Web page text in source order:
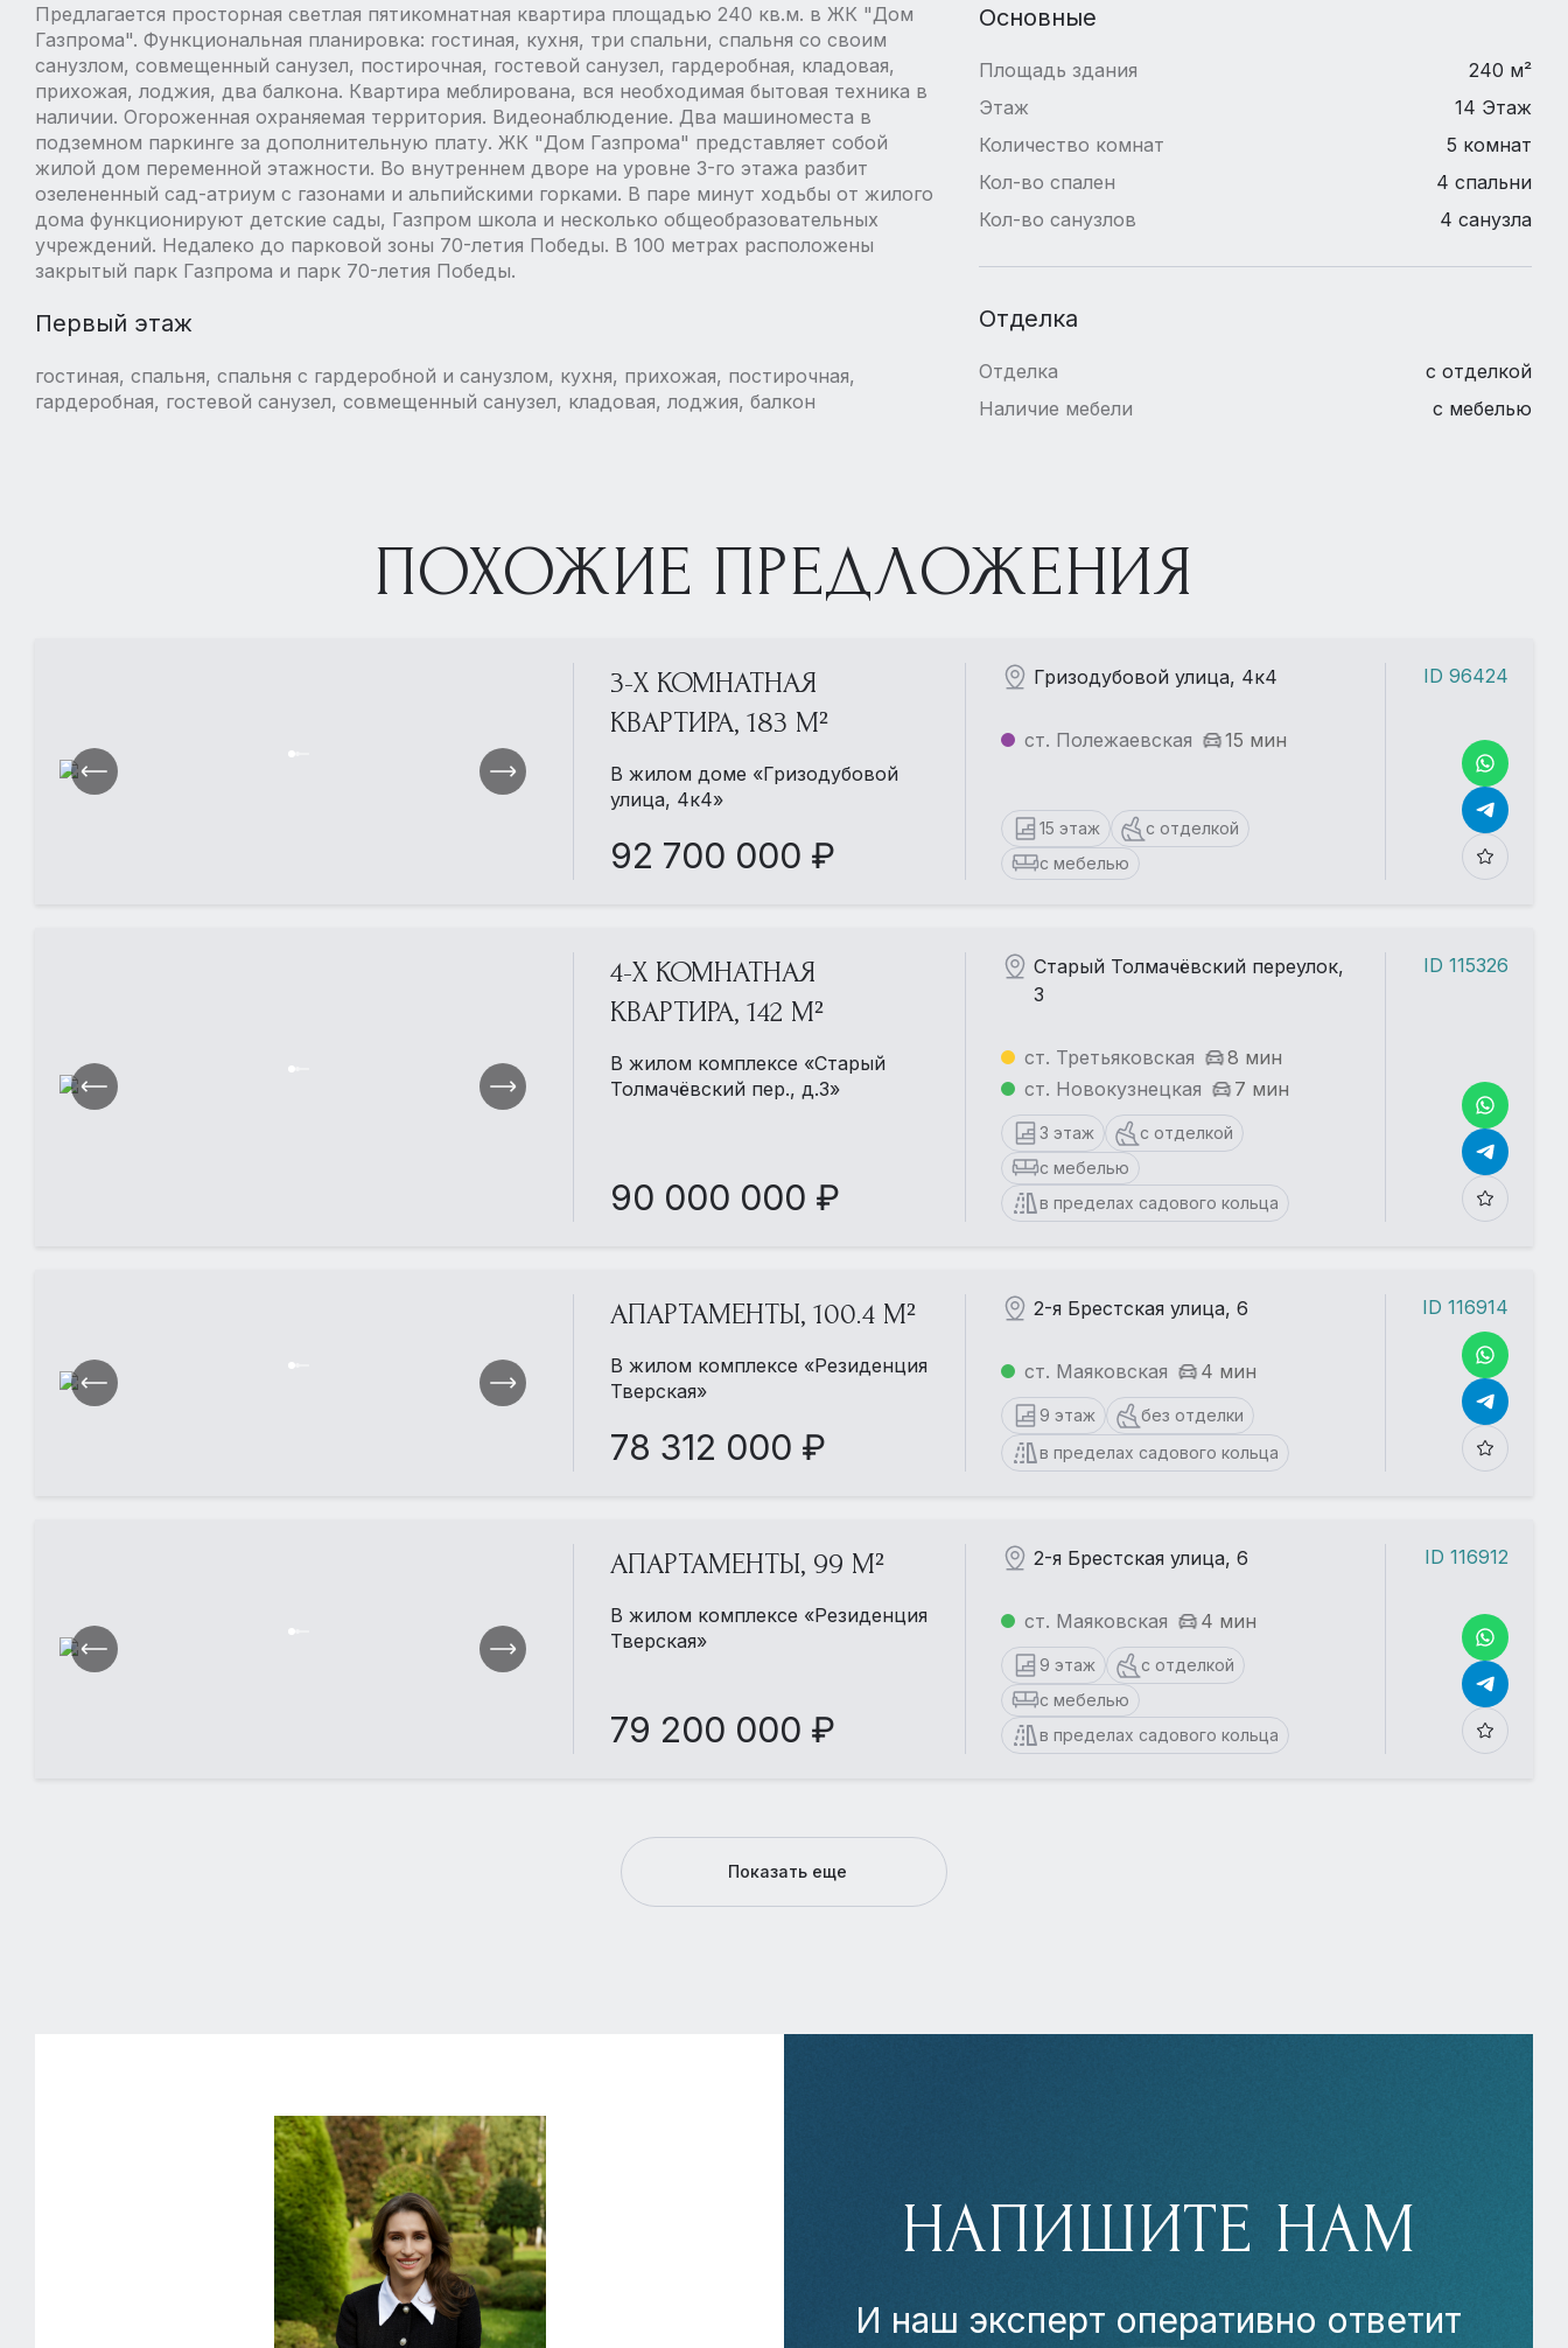
Предлагается просторная светлая пятикомнатная квартира площадью 240 кв.м. в ЖК "Дом
Газпрома". Функциональная планировка: гостиная, кухня, три спальни, спальня со своим
санузлом, совмещенный санузел, постирочная, гостевой санузел, гардеробная, кладовая,
прихожая, лоджия, два балкона. Квартира меблирована, вся необходимая бытовая техника в
наличии. Огороженная охраняемая территория. Видеонаблюдение. Два машиноместа в
подземном паркинге за дополнительную плату. ЖК "Дом Газпрома" представляет собой
жилой дом переменной этажности. Во внутреннем дворе на уровне 3-го этажа разбит
озелененный сад-атриум с газонами и альпийскими горками. В паре минут ходьбы от жилого
дома функционируют детские сады, Газпром школа и несколько общеобразовательных
учреждений. Недалеко до парковой зоны 70-летия Победы. В 100 метрах расположены
закрытый парк Газпрома и парк 70-летия Победы.
Первый этаж
гостиная, спальня, спальня с гардеробной и санузлом, кухня, прихожая, постирочная,
гардеробная, гостевой санузел, совмещенный санузел, кладовая, лоджия, балкон
Основные
Площадь здания
240 м²
Этаж
14 Этаж
Количество комнат
5 комнат
Кол-во спален
4 спальни
Кол-во санузлов
4 санузла
Отделка
Отделка
с отделкой
Наличие мебели
с мебелью
ПОХОЖИЕ ПРЕДЛОЖЕНИЯ
3-Х КОМНАТНАЯ
КВАРТИРА, 183 М²
В жилом доме «Гризодубовой
улица, 4к4»
92 700 000 ₽
Гризодубовой улица, 4к4
ст. Полежаевская 15 мин
15 этаж
с отделкой
с мебелью
ID 96424
4-Х КОМНАТНАЯ
КВАРТИРА, 142 М²
В жилом комплексе «Старый
Толмачёвский пер., д.3»
90 000 000 ₽
Старый Толмачёвский переулок,
3
ст. Третьяковская
8 мин
ст. Новокузнецкая
7 мин
3 этаж
с отделкой
с мебелью
в пределах садового кольца
ID 115326
АПАРТАМЕНТЫ, 100.4 М²
В жилом комплексе «Резиденция
Тверская»
78 312 000 ₽
2-я Брестская улица, 6
ст. Маяковская 4 мин
9 этаж
без отделки
в пределах садового кольца
ID 116914
АПАРТАМЕНТЫ, 99 М²
В жилом комплексе «Резиденция
Тверская»
79 200 000 ₽
2-я Брестская улица, 6
ст. Маяковская 4 мин
9 этаж
с отделкой
с мебелью
в пределах садового кольца
ID 116912
Показать еще
НАПИШИТЕ НАМ
И наш эксперт оперативно ответит